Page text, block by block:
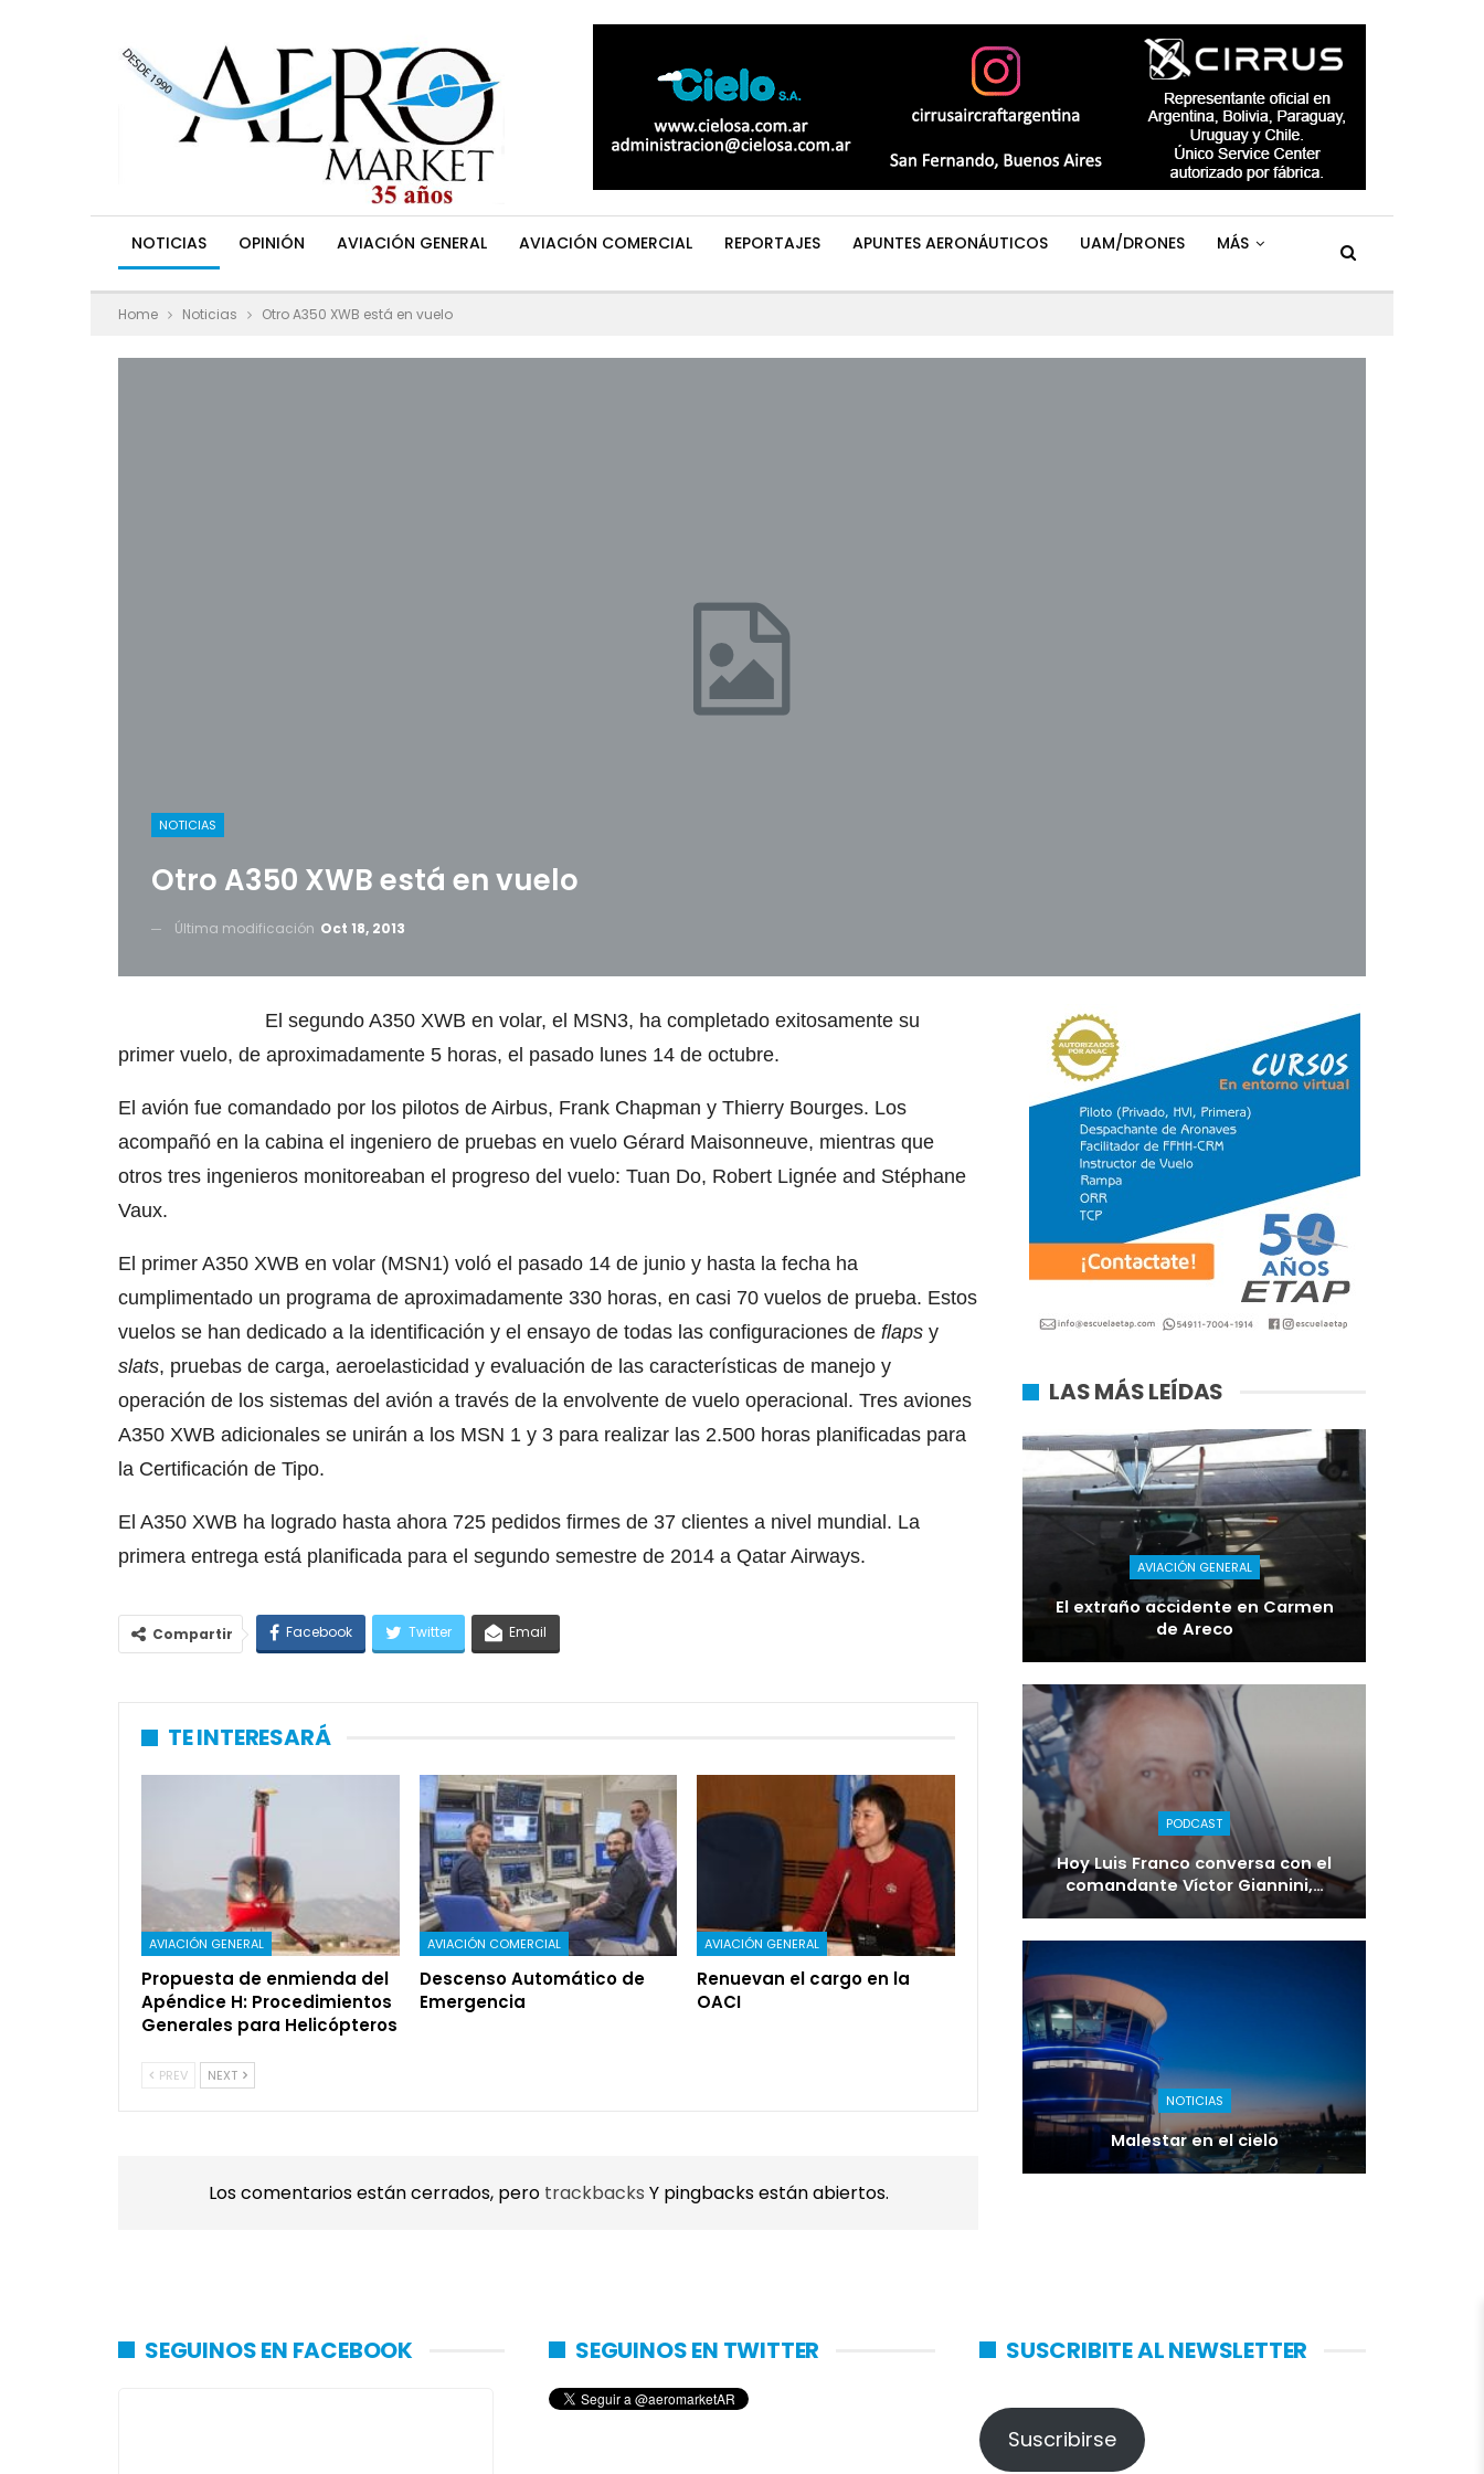
NOTICIAS OPINIÓN AVIACIÓN GENERAL AVIACIÓN COMERCIAL REPORTAJES APUNTES AERONÁUTICOS UAM/DRONES MÁS
Home Noticias Otro A350 XWB está en vuelo
NOTICIAS
Otro A350 XWB está en vuelo
Última modificación Oct 18, 2013
El segundo A350 XWB en volar, el MSN3, ha completado exitosamente su
primer vuelo, de aproximadamente 5 horas, el pasado lunes 14 de octubre.
El avión fue comandado por los pilotos de Airbus, Frank Chapman y Thierry Bourges. Los
acompañó en la cabina el ingeniero de pruebas en vuelo Gérard Maisonneuve, mientras que
otros tres ingenieros monitoreaban el progreso del vuelo: Tuan Do, Robert Lignée and Stéphane
Vaux.
El primer A350 XWB en volar (MSN1) voló el pasado 14 de junio y hasta la fecha ha
cumplimentado un programa de aproximadamente 330 horas, en casi 70 vuelos de prueba. Estos
vuelos se han dedicado a la identificación y el ensayo de todas las configuraciones de flaps y
slats, pruebas de carga, aeroelasticidad y evaluación de las características de manejo y
operación de los sistemas del avión a través de la envolvente de vuelo operacional. Tres aviones
A350 XWB adicionales se unirán a los MSN 1 y 3 para realizar las 2.500 horas planificadas para
la Certificación de Tipo.
El A350 XWB ha logrado hasta ahora 725 pedidos firmes de 37 clientes a nivel mundial. La
primera entrega está planificada para el segundo semestre de 2014 a Qatar Airways.
Compartir Facebook Twitter Email
TE INTERESARÁ
AVIACIÓN GENERAL
Propuesta de enmienda del
Apéndice H: Procedimientos
Generales para Helicópteros
AVIACIÓN COMERCIAL
Descenso Automático de
Emergencia
AVIACIÓN GENERAL
Renuevan el cargo en la
OACI
PREV NEXT
Los comentarios están cerrados, pero trackbacks Y pingbacks están abiertos.
LAS MÁS LEÍDAS
AVIACIÓN GENERAL
El extraño accidente en Carmen
de Areco
PODCAST
Hoy Luis Franco conversa con el
comandante Víctor Giannini,…
NOTICIAS
Malestar en el cielo
SEGUINOS EN FACEBOOK SEGUINOS EN TWITTER SUSCRIBITE AL NEWSLETTER
Suscribirse